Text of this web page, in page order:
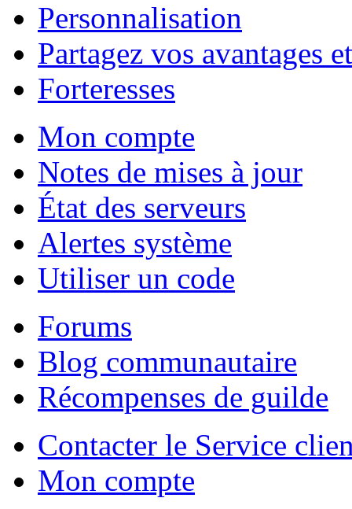
Personnalisation
Partagez vos avantages
Forteresses
Mon compte
Notes de mises à jour
État des serveurs
Alertes système
Utiliser un code
Forums
Blog communautaire
Récompenses de guilde
Contacter le Service
Mon compte